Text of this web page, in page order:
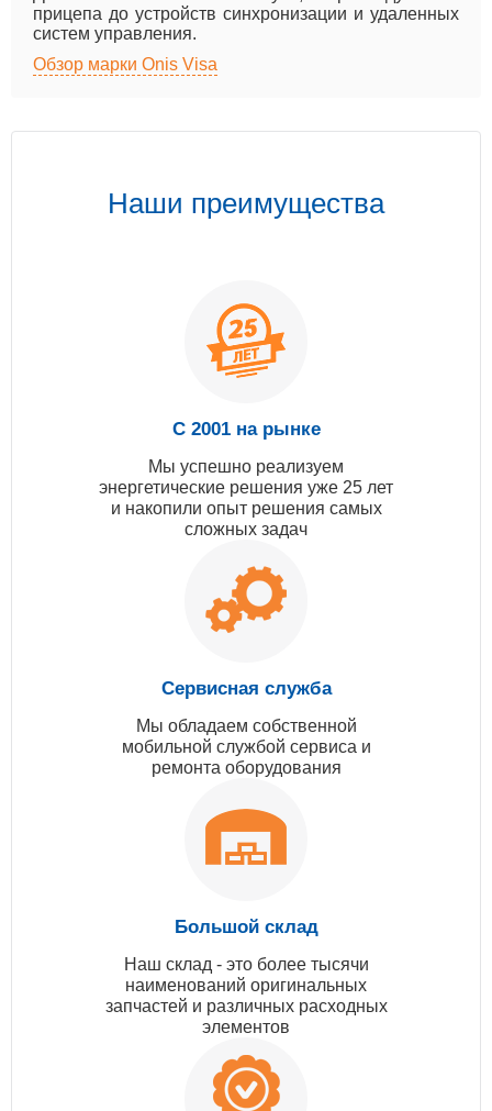
прицепа до устройств синхронизации и удаленных
систем управления.
Обзор марки Onis Visa
Наши преимущества
С 2001 на рынке
Мы успешно реализуем
энергетические решения уже 25 лет
и накопили опыт решения самых
сложных задач
Сервисная служба
Мы обладаем собственной
мобильной службой сервиса и
ремонта оборудования
Большой склад
Наш склад - это более тысячи
наименований оригинальных
запчастей и различных расходных
элементов